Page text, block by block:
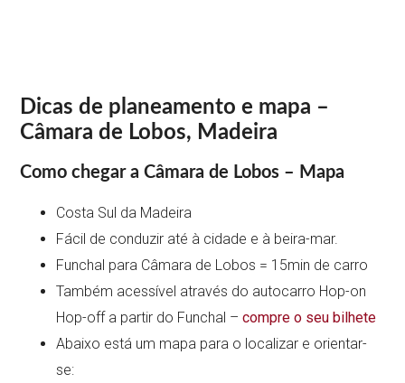
Dicas de planeamento e mapa –
Câmara de Lobos, Madeira
Como chegar a Câmara de Lobos – Mapa
Costa Sul da Madeira
Fácil de conduzir até à cidade e à beira-mar.
Funchal para Câmara de Lobos = 15min de carro
Também acessível através do autocarro Hop-on
Hop-off a partir do Funchal –compre o seu bilhete
Abaixo está um mapa para o localizar e orientar-
se: